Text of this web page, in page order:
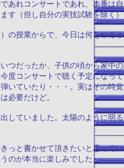
れコンサートであれ、本番は
す（但し自分の実技試験を除く）
の授業からで、今日は何をやろ
だったか、子供の頃から家中
度コンサートで聴く予定になっ
いていたり・・・。実はその時
必要だけど。
していました。太陽のように明
と書かせて頂きたいと思って
のが本当に楽しみでした。